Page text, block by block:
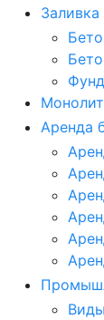
Заливка
Аренда